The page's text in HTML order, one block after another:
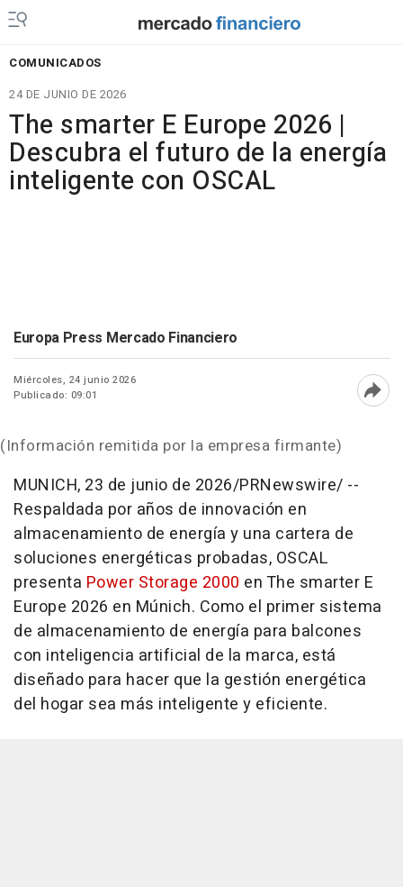
COMUNICADOS
24 DE JUNIO DE 2026
The smarter E Europe 2026 |
Descubra el futuro de la energía
inteligente con OSCAL
Europa Press Mercado Financiero
Miércoles, 24 junio 2026
Publicado: 09:01
(Información remitida por la empresa firmante)
MUNICH, 23 de junio de 2026/PRNewswire/ --
Respaldada por años de innovación en
almacenamiento de energía y una cartera de
soluciones energéticas probadas, OSCAL
presenta Power Storage 2000 en The smarter E
Europe 2026 en Múnich. Como el primer sistema
de almacenamiento de energía para balcones
con inteligencia artificial de la marca, está
diseñado para hacer que la gestión energética
del hogar sea más inteligente y eficiente.